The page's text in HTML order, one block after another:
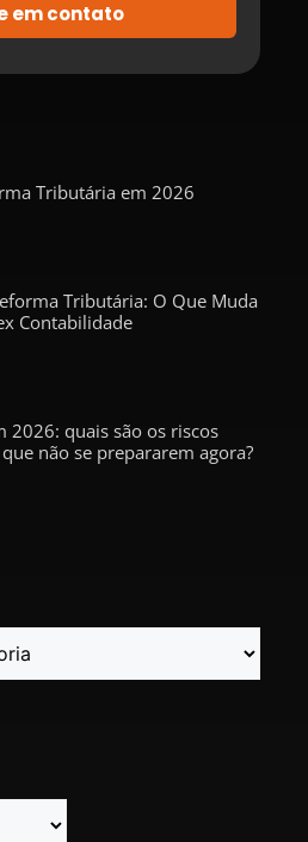
em contato
Tributária em 2026
Tributária: O Que Muda
Contabilidade
2026: quais são os riscos
não se prepararem agora?